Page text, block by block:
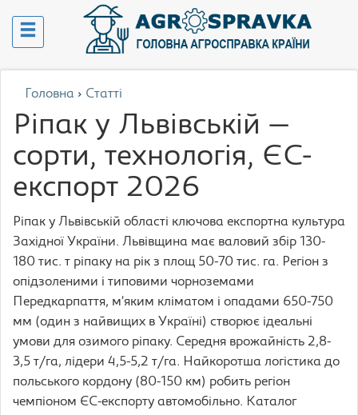
Головна › Статті
Ріпак у Львівській —
сорти, технологія, ЄС-
експорт 2026
Ріпак у Львівській області ключова експортна культура
Західної України. Львівщина має валовий збір 130-
180 тис. т ріпаку на рік з площ 50-70 тис. га. Регіон з
опідзоленими і типовими чорноземами
Передкарпаття, м’яким кліматом і опадами 650-750
мм (один з найвищих в Україні) створює ідеальні
умови для озимого ріпаку. Середня врожайність 2,8-
3,5 т/га, лідери 4,5-5,2 т/га. Найкоротша логістика до
польського кордону (80-150 км) робить регіон
чемпіоном ЄС-експорту автомобільно. Каталог